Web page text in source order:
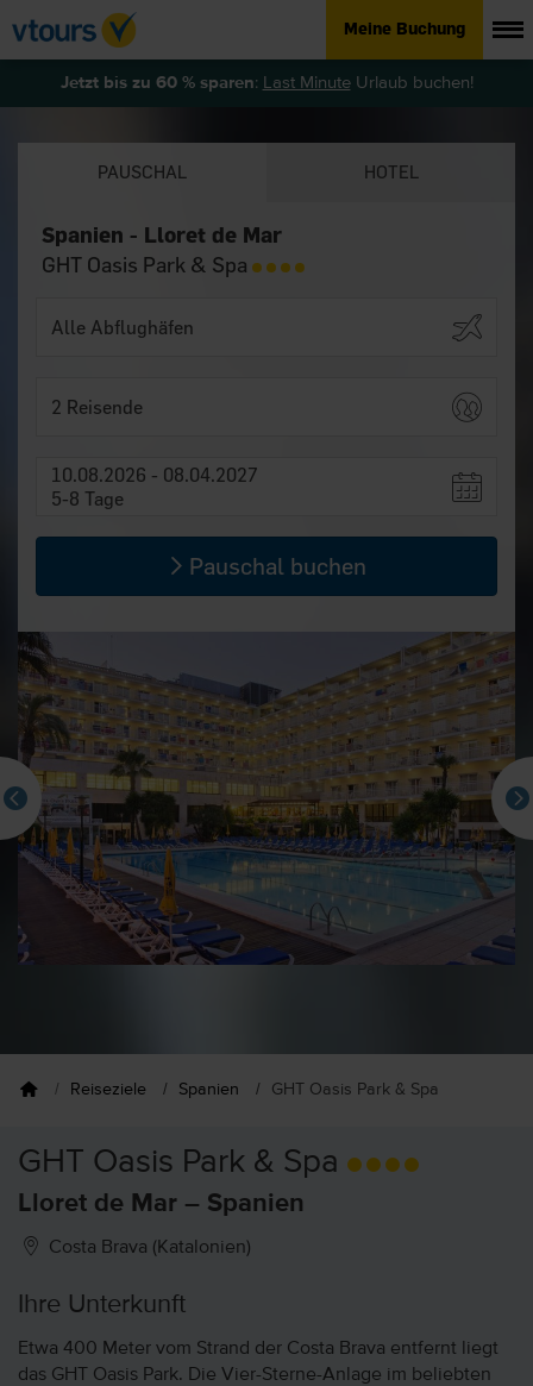
Meine Buchung
Jetzt bis zu 60 % sparen: Last MinuteUrlaub buchen!
PAUSCHAL HOTEL
Spanien - Lloret de Mar
GHT Oasis Park & Spa
2 Reisende
10.08.2026 - 08.04.2027
5-8 Tage
Pauschal buchen
Reiseziele Spanien GHT Oasis Park & Spa
GHT Oasis Park & Spa
Lloret de Mar – Spanien
Costa Brava (Katalonien)
Ihre Unterkunft
Etwa 400 Meter vom Strand der Costa Brava entfernt liegt
das GHT Oasis Park. Die Vier-Sterne-Anlage im beliebten